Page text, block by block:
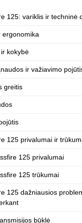
125: variklis ir techninė
ergonomika
kokybė
ir važiavimo
greitis
125 privalumai ir
125 privalumai
125 trūkumai
125 dažniausios
būklė